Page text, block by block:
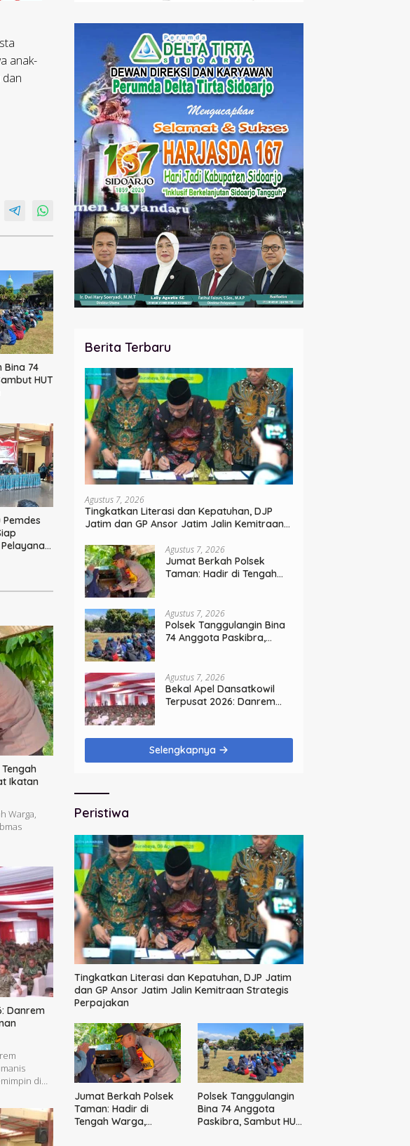
anak-
Bina 74
HUT
Ikatan
Warga,
Danrem
di…
Berita Terbaru
Agustus 7, 2026
Tingkatkan Literasi dan Kepatuhan, DJP
Jatim dan GP Ansor Jatim Jalin Kemitraan
Agustus 7, 2026
Jumat Berkah Polsek
Taman: Hadir di Tengah
Kamtibmas
Agustus 7, 2026
Polsek Tanggulangin Bina
74 Anggota Paskibra,
Agustus 7, 2026
Bekal Apel Dansatkowil
Terpusat 2026: Danrem
Selengkapnya
Peristiwa
Tingkatkan Literasi dan Kepatuhan, DJP Jatim
dan GP Ansor Jatim Jalin Kemitraan Strategis
Perpajakan
Jumat Berkah Polsek
Taman: Hadir di
Tengah Warga,
Polsek Tanggulangin
Bina 74 Anggota
Paskibra, Sambut HUT